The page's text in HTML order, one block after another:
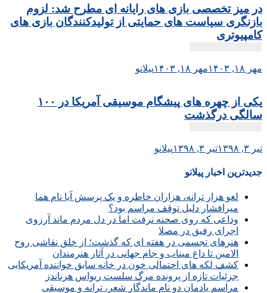
در میز تخصصی بازی های رایانه ای مطرح شد: لزوم
بازنگری سیاست های حمایتی از تولیدکنندگان بازی های
کامپیوتری
مهر ۱۸, ۱۴۰۳ مهر ۱۸, ۱۴۰۳ پیلانو
یکی از چهره های پیشگام موسیقی آمریکا در ۱۰۰
سالگی درگذشت
تیر ۳, ۱۳۹۸ تیر ۳, ۱۳۹۸ پیلانو
جدیدترین اخبار پیلانو
لغو هزار ترانه، هزاران خاطره و یک پرسش آیا نام هما
میرافشار دلیل توقف مراسم بود؟
وداعی که روی صحنه نرفت اما در دل مردم ماند آرزوی
اجرای رفیق در مصلا
هنرهای تجسمی در هفته ای که گذشت؛ از خلق نقاشی روح
الامین تا داغ میناب و جام جهانی در آثار هنرمندان
کشف لکه های احتمالی خون در خانه سابق خواننده آمریکایی
جزئیات تازه از پرونده مرگ سلست ریواس هرناندز
مراسم یادمان دو نام ماندگار شعر، ترانه و موسیقی